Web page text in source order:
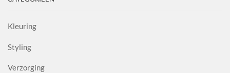
Kleuring
Styling
Verzorging